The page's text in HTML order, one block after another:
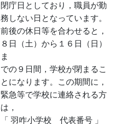
閉庁日としており，職員が勤
務しない日となっています。
前後の休日等を合わせると，
８日（土）から１６日（日）
ま
での９日間，学校が閉まるこ
とになります。この期間に，
緊急等で学校に連絡される方
は，
「 羽咋小学校 代表番号 」